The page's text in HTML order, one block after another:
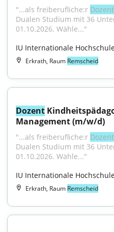
"...als freiberufliche:r
Dualen Studium mit 36
01.10.2026. Wähle..."
IU Internationale
Erkrath, Raum Remscheid
Dozent
Management (m/w/d)
"...als freiberufliche:r
Dualen Studium mit 36
01.10.2026. Wähle..."
IU Internationale
Erkrath, Raum Remscheid